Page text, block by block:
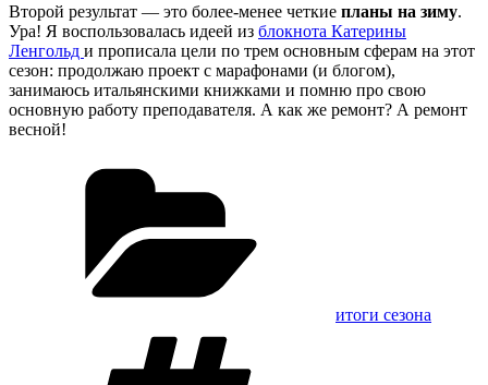
Второй результат — это более-менее четкие планы на зиму.
Ура! Я воспользовалась идеей из блокнота Катерины
Ленгольд и прописала цели по трем основным сферам на этот
сезон: продолжаю проект с марафонами (и блогом),
занимаюсь итальянскими книжками и помню про свою
основную работу преподавателя. А как же ремонт? А ремонт
весной!
итоги сезона